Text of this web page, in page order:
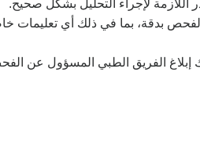
اللازمة لإجراء التحليل بشكل صحيح.
الفحص بدقة، بما في ذلك أي تعليمات
إبلاغ الفريق الطبي المسؤول عن